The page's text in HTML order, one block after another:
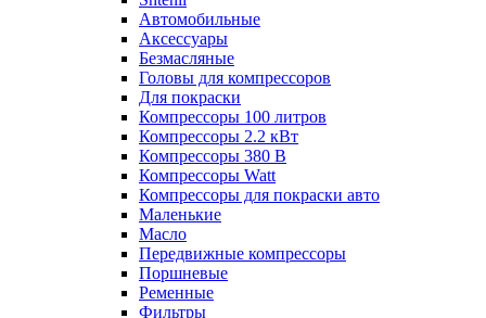
Автомобильные
Аксессуары
Безмасляные
Головы для компрессоров
Для покраски
Компрессоры 100 литров
Компрессоры 2.2 кВт
Компрессоры 380 В
Компрессоры Watt
Компрессоры для покраски авто
Маленькие
Масло
Передвижные компрессоры
Поршневые
Ременные
Фильтры